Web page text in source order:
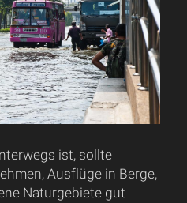
ist, sollte
Ausflüge in Berge,
Naturgebiete gut